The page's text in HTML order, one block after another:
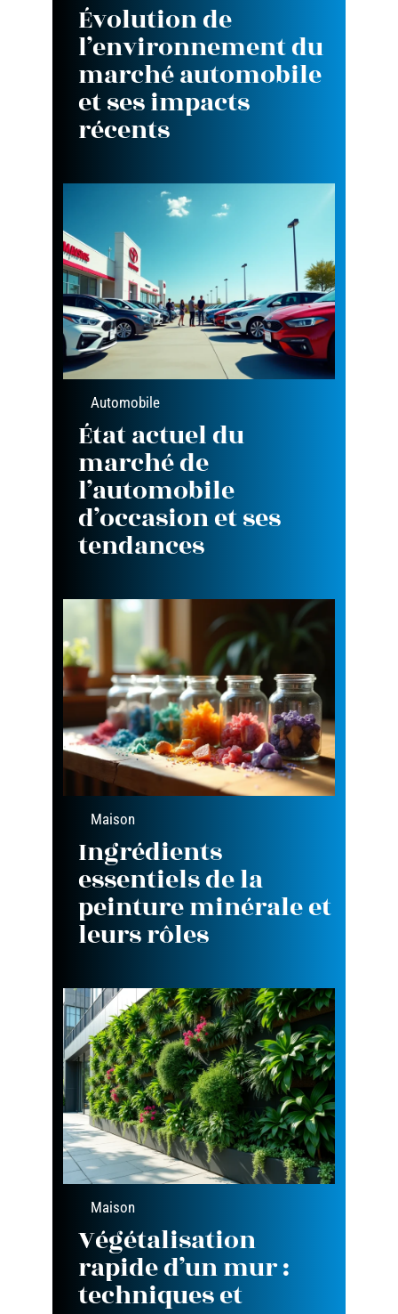
Évolution de
l’environnement du
marché automobile
et ses impacts
récents
Automobile
État actuel du
marché de
l’automobile
d’occasion et ses
tendances
Maison
Ingrédients
essentiels de la
peinture minérale et
leurs rôles
Maison
Végétalisation
rapide d’un mur :
techniques et